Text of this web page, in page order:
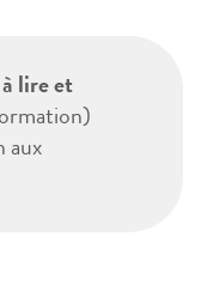
lire et
aux